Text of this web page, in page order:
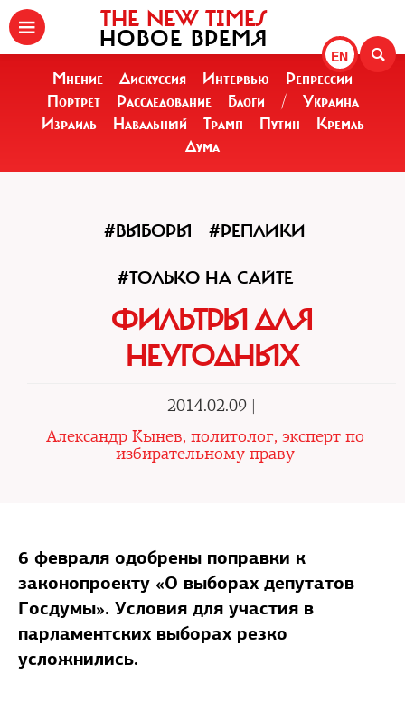
EN
THE NEW TIMES
НОВОЕ ВРЕМЯ
Мнение Дискуссия Интервью
Репрессии
Портрет
Расследование Блоги /
Украина
Израиль
Навальный Трамп Путин
Кремль
Дума
#ВЫБОРЫ #РЕПЛИКИ
#ТОЛЬКО НА САЙТЕ
ФИЛЬТРЫ ДЛЯ
НЕУГОДНЫХ
2014.02.09 |
Александр Кынев, политолог, эксперт по
избирательному праву
6 февраля одобрены поправки к
законопроекту «О выборах депутатов
Госдумы». Условия для участия в
парламентских выборах резко
усложнились.